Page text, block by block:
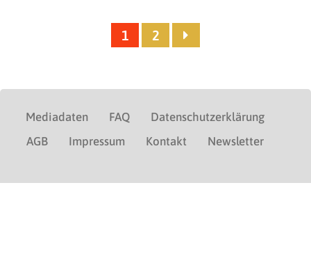
1 2
Mediadaten FAQ
Datenschutzerklärung
AGB
Impressum Kontakt Newsletter